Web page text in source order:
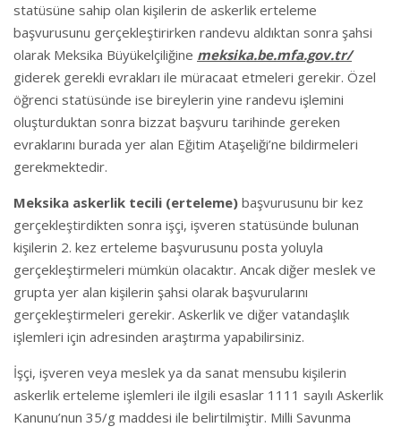
statüsüne sahip olan kişilerin de askerlik erteleme
başvurusunu gerçekleştirirken randevu aldıktan sonra şahsi
olarak Meksika Büyükelçiliğine meksika.be.mfa.gov.tr/
giderek gerekli evrakları ile müracaat etmeleri gerekir. Özel
öğrenci statüsünde ise bireylerin yine randevu işlemini
oluşturduktan sonra bizzat başvuru tarihinde gereken
evraklarını burada yer alan Eğitim Ataşeliği’ne bildirmeleri
gerekmektedir.
Meksika askerlik tecili (erteleme) başvurusunu bir kez
gerçekleştirdikten sonra işçi, işveren statüsünde bulunan
kişilerin 2. kez erteleme başvurusunu posta yoluyla
gerçekleştirmeleri mümkün olacaktır. Ancak diğer meslek ve
grupta yer alan kişilerin şahsi olarak başvurularını
gerçekleştirmeleri gerekir. Askerlik ve diğer vatandaşlık
işlemleri için adresinden araştırma yapabilirsiniz.
İşçi, işveren veya meslek ya da sanat mensubu kişilerin
askerlik erteleme işlemleri ile ilgili esaslar 1111 sayılı Askerlik
Kanunu’nun 35/g maddesi ile belirtilmiştir. Milli Savunma